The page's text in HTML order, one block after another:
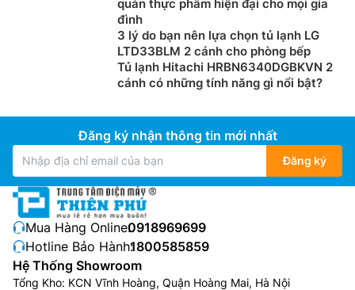
quản thực phẩm hiện đại cho mọi gia
đình
3 lý do bạn nên lựa chọn tủ lạnh LG
LTD33BLM 2 cánh cho phòng bếp
Tủ lạnh Hitachi HRBN6340DGBKVN 2
cánh có những tính năng gì nổi bật?
Đăng ký nhận thông tin mới nhất
Đăng ký
Mua Hàng Online:0918969699
Hotline Bảo Hành:1800585859
Hệ Thống Showroom
Tổng Kho: KCN Vĩnh Hoàng, Quận Hoàng Mai, Hà Nội